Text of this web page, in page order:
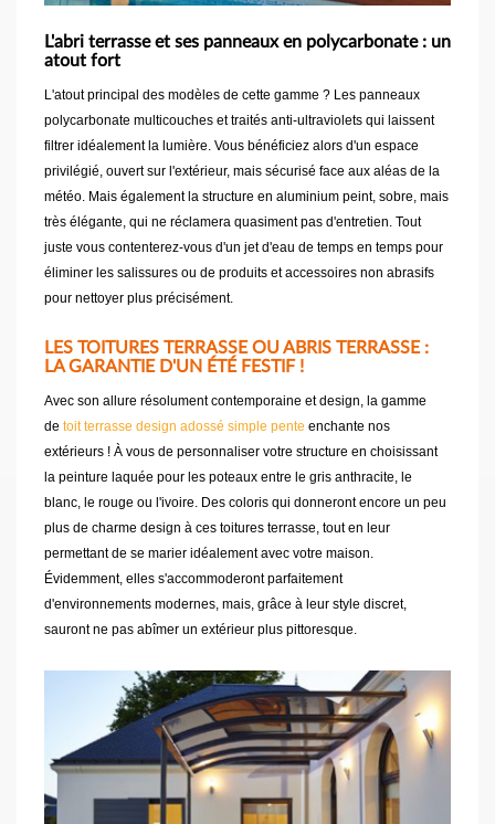
L'abri terrasse et ses panneaux en polycarbonate : un
atout fort
L'atout principal des modèles de cette gamme ? Les panneaux
polycarbonate multicouches et traités anti-ultraviolets qui laissent
filtrer idéalement la lumière. Vous bénéficiez alors d'un espace
privilégié, ouvert sur l'extérieur, mais sécurisé face aux aléas de la
météo. Mais également la structure en aluminium peint, sobre, mais
très élégante, qui ne réclamera quasiment pas d'entretien. Tout
juste vous contenterez-vous d'un jet d'eau de temps en temps pour
éliminer les salissures ou de produits et accessoires non abrasifs
pour nettoyer plus précisément.
LES TOITURES TERRASSE OU ABRIS TERRASSE :
LA GARANTIE D'UN ÉTÉ FESTIF !
Avec son allure résolument contemporaine et design, la gamme
de toit terrasse design adossé simple pente enchante nos
extérieurs ! À vous de personnaliser votre structure en choisissant
la peinture laquée pour les poteaux entre le gris anthracite, le
blanc, le rouge ou l'ivoire. Des coloris qui donneront encore un peu
plus de charme design à ces toitures terrasse, tout en leur
permettant de se marier idéalement avec votre maison.
Évidemment, elles s'accommoderont parfaitement
d'environnements modernes, mais, grâce à leur style discret,
sauront ne pas abîmer un extérieur plus pittoresque.